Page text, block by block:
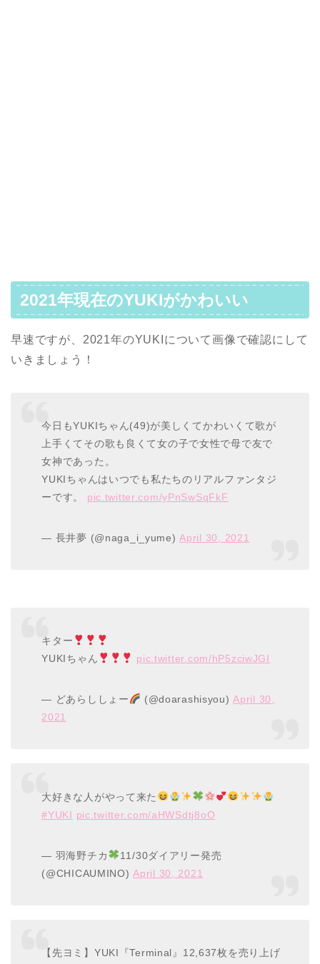
2021年現在のYUKIがかわいい
早速ですが、2021年のYUKIについて画像で確認にして
いきましょう！
今日もYUKIちゃん(49)が美しくてかわいくて歌が
上手くてその歌も良くて女の子で女性で母で友で
女神であった。
YUKIちゃんはいつでも私たちのリアルファンタジ
ーです。 pic.twitter.com/yPnSwSqFkF
— 長井夢 (@naga_i_yume)April 30, 2021
キター
YUKIちゃん
pic.twitter.com/hP5zciwJGI
— どあらししょー (@doarashisyou)April 30,
2021
大好きな人がやって来た
#YUKI pic.twitter.com/aHWSdtj8oO
— 羽海野チカ
11/30ダイアリー発売
(@CHICAUMINO)April 30, 2021
【先ヨミ】YUKI『Terminal』12,637枚を売り上げ